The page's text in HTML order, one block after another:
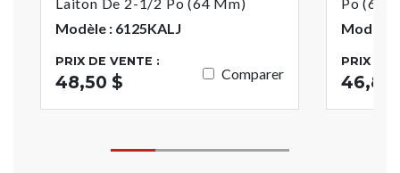
Modèle : 6125KALJ
PRIX DE VENTE :
48,50 $ Comparer
Modèle
PRIX DE
46,83